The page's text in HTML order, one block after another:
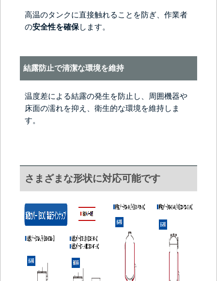
高温のタンクに直接触れることを防ぎ、作業者
の安全性を確保します。
結露防止で清潔な環境を維持
温度差による結露の発生を防止し、周囲機器や
床面の濡れを抑え、衛生的な環境を維持しま
す。
さまざまな形状に対応可能です